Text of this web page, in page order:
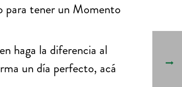
para tener un Momento
haga la diferencia al
un día perfecto, acá